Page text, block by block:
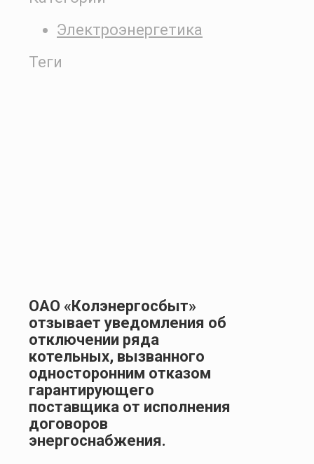
Электроэнергетика
Теги
ОАО «Колэнергосбыт»
отзывает уведомления об
отключении ряда
котельных, вызванного
односторонним отказом
гарантирующего
поставщика от исполнения
договоров
энергоснабжения.